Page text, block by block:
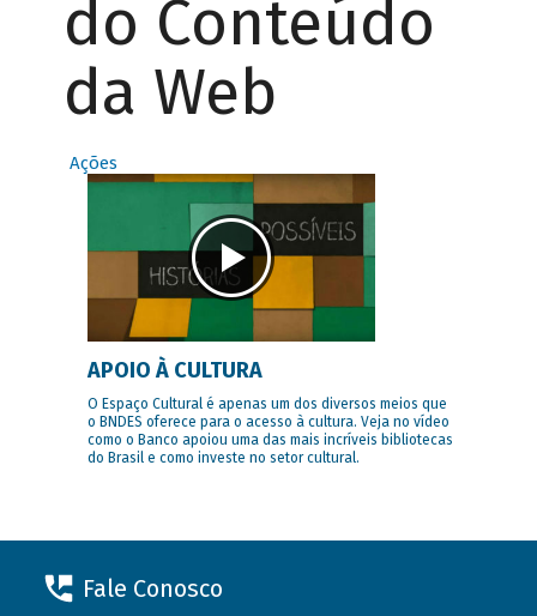
do Conteúdo
da Web
Ações
APOIO À CULTURA
O Espaço Cultural é apenas um dos diversos meios que
o BNDES oferece para o acesso à cultura. Veja no vídeo
como o Banco apoiou uma das mais incríveis bibliotecas
do Brasil e como investe no setor cultural.
Fale Conosco